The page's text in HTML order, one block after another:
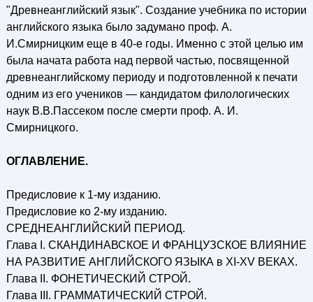
"Древнеанглийский язык". Создание учебника по истории
английского языка было задумано проф. А.
И.Смирницким еще в 40-е годы. Именно с этой целью им
была начата работа над первой частью, посвященной
древнеанглийскому периоду и подготовленной к печати
одним из его учеников — кандидатом филологических
наук В.В.Пассеком после смерти проф. А. И.
Смирницкого.
ОГЛАВЛЕНИЕ.
Предисловие к 1-му изданию.
Предисловие ко 2-му изданию.
СРЕДНЕАНГЛИЙСКИЙ ПЕРИОД.
Глава I. СКАНДИНАВСКОЕ И ФРАНЦУЗСКОЕ ВЛИЯНИЕ
НА РАЗВИТИЕ АНГЛИЙСКОГО ЯЗЫКА в XI-XV ВЕКАХ.
Глава II. ФОНЕТИЧЕСКИЙ СТРОЙ.
Глава III. ГРАММАТИЧЕСКИЙ СТРОЙ.